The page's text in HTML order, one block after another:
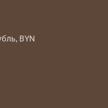
BYN